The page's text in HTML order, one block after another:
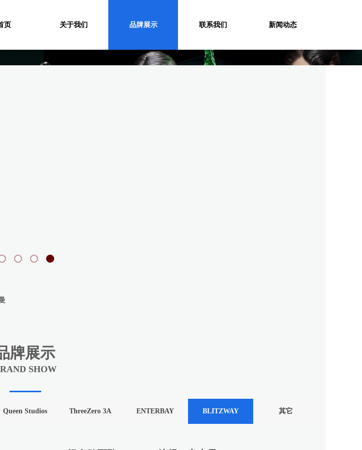
页 关于我们 品牌展示 联系我们 新闻动态
牌展示
SHOW
Queen Studios ThreeZero 3A ENTERBAY BLITZWAY 其它